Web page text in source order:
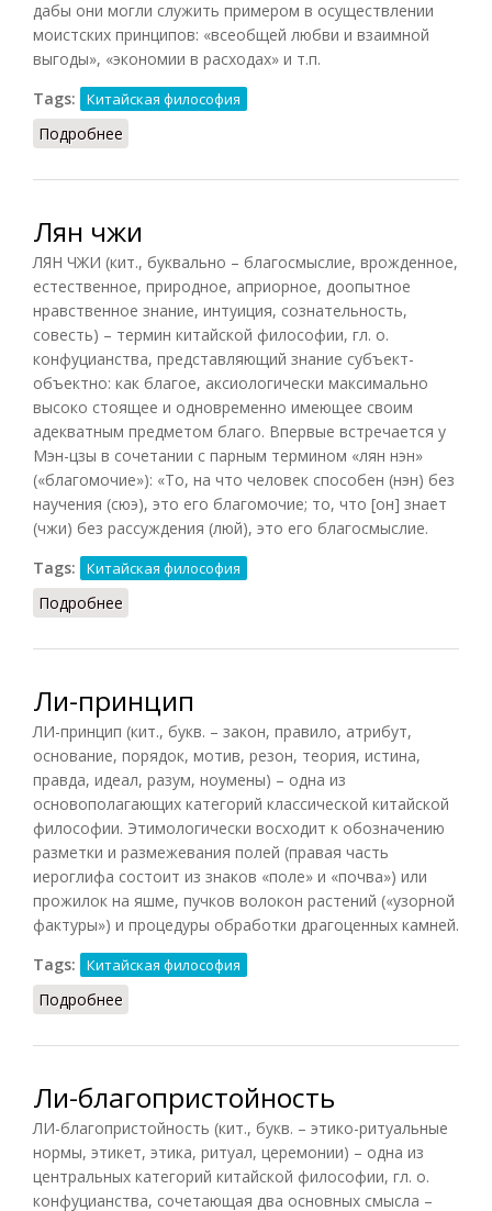
дабы они могли служить примером в осуществлении
моистских принципов: «всеобщей любви и взаимной
выгоды», «экономии в расходах» и т.п.
Tags:
Китайская философия
Подробнее
Лян чжи
ЛЯН ЧЖИ (кит., буквально – благосмыслие, врожденное,
естественное, природное, априорное, доопытное
нравственное знание, интуиция, сознательность,
совесть) – термин китайской философии, гл. о.
конфуцианства, представляющий знание субъект-
объектно: как благое, аксиологически максимально
высоко стоящее и одновременно имеющее своим
адекватным предметом благо. Впервые встречается у
Мэн-цзы в сочетании с парным термином «лян нэн»
(«благомочие»): «То, на что человек способен (нэн) без
научения (сюэ), это его благомочие; то, что [он] знает
(чжи) без рассуждения (люй), это его благосмыслие.
Tags:
Китайская философия
Подробнее
Ли-принцип
ЛИ-принцип (кит., букв. – закон, правило, атрибут,
основание, порядок, мотив, резон, теория, истина,
правда, идеал, разум, ноумены) – одна из
основополагающих категорий классической китайской
философии. Этимологически восходит к обозначению
разметки и размежевания полей (правая часть
иероглифа состоит из знаков «поле» и «почва») или
прожилок на яшме, пучков волокон растений («узорной
фактуры») и процедуры обработки драгоценных камней.
Tags:
Китайская философия
Подробнее
Ли-благопристойность
ЛИ-благопристойность (кит., букв. – этико-ритуальные
нормы, этикет, этика, ритуал, церемонии) – одна из
центральных категорий китайской философии, гл. о.
конфуцианства, сочетающая два основных смысла –